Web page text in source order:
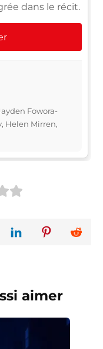
dans le récit.
Fowora-
Helen Mirren,
aimer